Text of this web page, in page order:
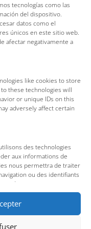
tecnologías como las
del dispositivo.
datos como el
únicos en este sitio web.
afectar negativamente a
like cookies to store
these technologies will
or unique IDs on this
adversely affect certain
des technologies
aux informations de
nous permettra de traiter
ou des identifiants
ou de retirer son
fonctionnalités et
– Tossa de Mar
de dades